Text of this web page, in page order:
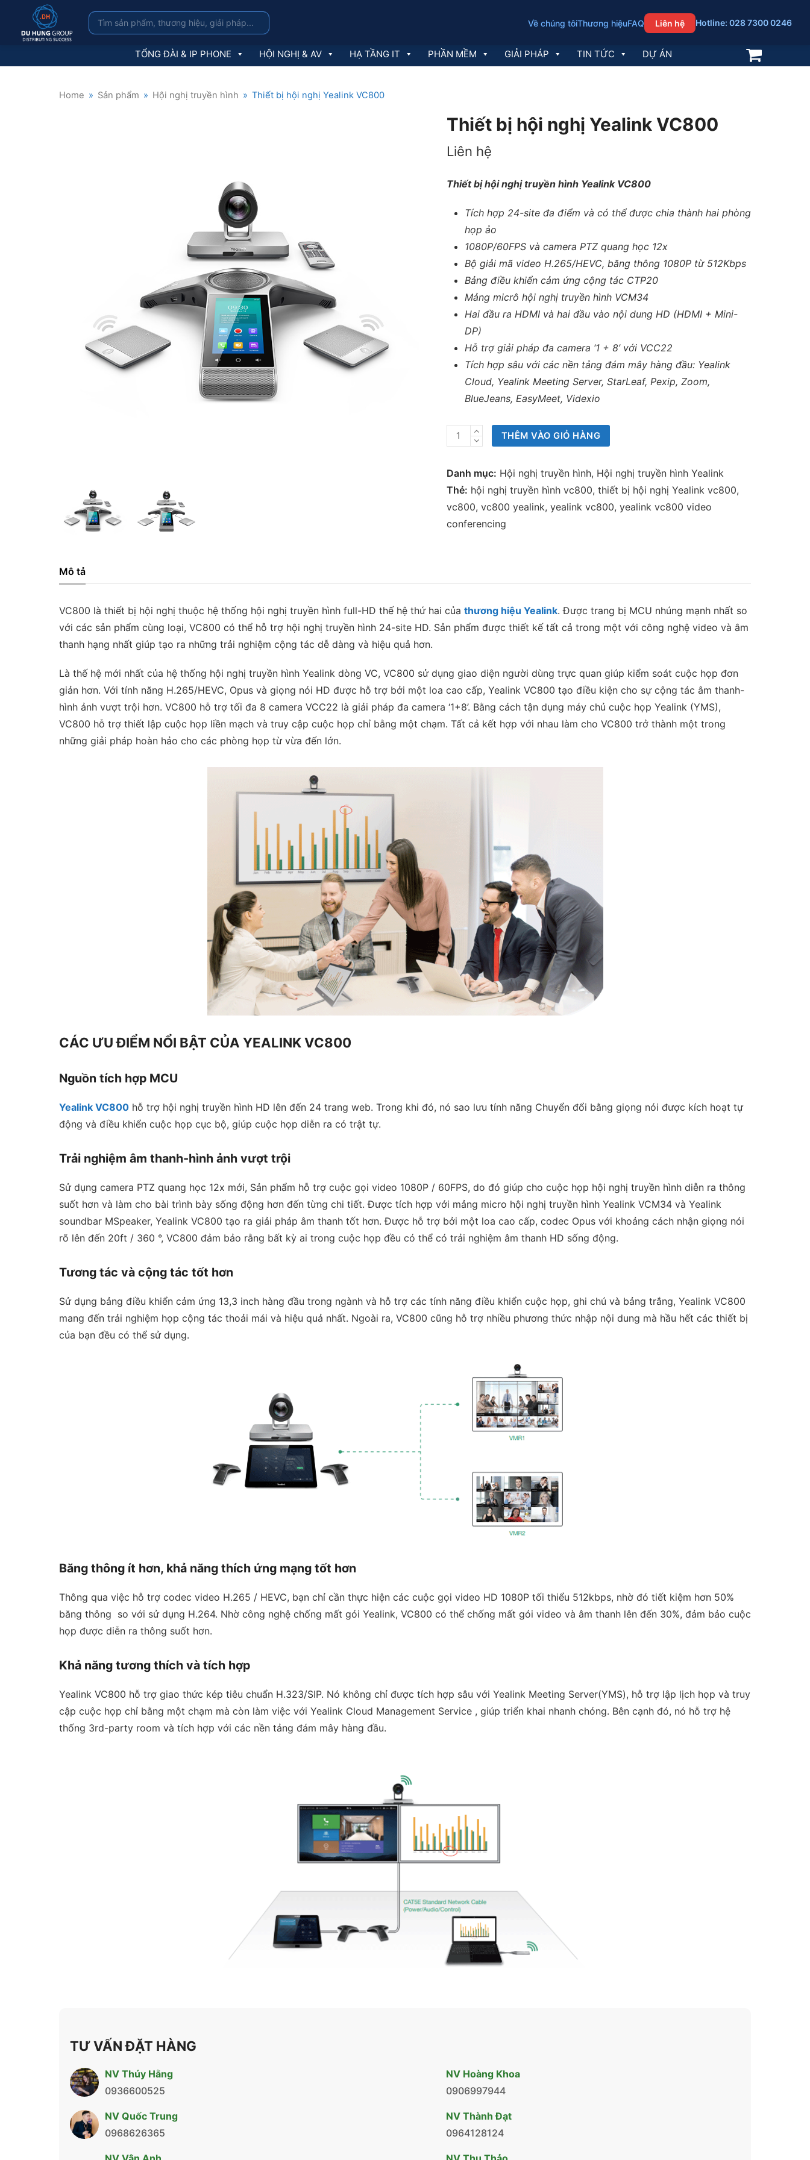
Về chúng tôiThương hiệuFAQ Liên hệ Hotline: 028 7300 0246
TỔNG ĐÀI & IP PHONE HỘI NGHỊ & AV HẠ TẦNG IT PHẦN MỀM GIẢI PHÁP TIN TỨC DỰ ÁN
Home » Sản phẩm » Hội nghị truyền hình » Thiết bị hội nghị Yealink VC800
Thiết bị hội nghị Yealink VC800
Liên hệ
Thiết bị hội nghị truyền hình Yealink VC800
Tích hợp 24-site đa điểm và có thể được chia thành hai phòng
họp ảo
1080P/60FPS và camera PTZ quang học 12x
Bộ giải mã video H.265/HEVC, băng thông 1080P từ 512Kbps
Bảng điều khiển cảm ứng cộng tác CTP20
Mảng micrô hội nghị truyền hình VCM34
Hai đầu ra HDMI và hai đầu vào nội dung HD (HDMI + Mini-
DP)
Hỗ trợ giải pháp đa camera ‘1 + 8’ với VCC22
Tích hợp sâu với các nền tảng đám mây hàng đầu: Yealink
Cloud, Yealink Meeting Server, StarLeaf, Pexip, Zoom,
BlueJeans, EasyMeet, Videxio
Thiết
bị
hội
nghị
Yealink
VC800
THÊM VÀO GIỎ HÀNG
Danh mục: Hội nghị truyền hình, Hội nghị truyền hình Yealink
Thẻ: hội nghị truyền hình vc800, thiết bị hội nghị Yealink vc800,
vc800, vc800 yealink, yealink vc800, yealink vc800 video
conferencing
Mô tả
VC800 là thiết bị hội nghị thuộc hệ thống hội nghị truyền hình full-HD thế hệ thứ hai của thương hiệu Yealink. Được trang bị MCU nhúng mạnh nhất so
với các sản phẩm cùng loại, VC800 có thể hỗ trợ hội nghị truyền hình 24-site HD. Sản phẩm được thiết kế tất cả trong một với công nghệ video và âm
thanh hạng nhất giúp tạo ra những trải nghiệm cộng tác dễ dàng và hiệu quả hơn.
Là thế hệ mới nhất của hệ thống hội nghị truyền hình Yealink dòng VC, VC800 sử dụng giao diện người dùng trực quan giúp kiểm soát cuộc họp đơn
giản hơn. Với tính năng H.265/HEVC, Opus và giọng nói HD được hỗ trợ bởi một loa cao cấp, Yealink VC800 tạo điều kiện cho sự cộng tác âm thanh-
hình ảnh vượt trội hơn. VC800 hỗ trợ tối đa 8 camera VCC22 là giải pháp đa camera ‘1+8’. Bằng cách tận dụng máy chủ cuộc họp Yealink (YMS),
VC800 hỗ trợ thiết lập cuộc họp liền mạch và truy cập cuộc họp chỉ bằng một chạm. Tất cả kết hợp với nhau làm cho VC800 trở thành một trong
những giải pháp hoàn hảo cho các phòng họp từ vừa đến lớn.
CÁC ƯU ĐIỂM NỔI BẬT CỦA YEALINK VC800
Nguồn tích hợp MCU
Yealink VC800 hỗ trợ hội nghị truyền hình HD lên đến 24 trang web. Trong khi đó, nó sao lưu tính năng Chuyển đổi bằng giọng nói được kích hoạt tự
động và điều khiển cuộc họp cục bộ, giúp cuộc họp diễn ra có trật tự.
Trải nghiệm âm thanh-hình ảnh vượt trội
Sử dụng camera PTZ quang học 12x mới, Sản phẩm hỗ trợ cuộc gọi video 1080P / 60FPS, do đó giúp cho cuộc họp hội nghị truyền hình diễn ra thông
suốt hơn và làm cho bài trình bày sống động hơn đến từng chi tiết. Được tích hợp với mảng micro hội nghị truyền hình Yealink VCM34 và Yealink
soundbar MSpeaker, Yealink VC800 tạo ra giải pháp âm thanh tốt hơn. Được hỗ trợ bởi một loa cao cấp, codec Opus với khoảng cách nhận giọng nói
rõ lên đến 20ft / 360 °, VC800 đảm bảo rằng bất kỳ ai trong cuộc họp đều có thể có trải nghiệm âm thanh HD sống động.
Tương tác và cộng tác tốt hơn
Sử dụng bảng điều khiển cảm ứng 13,3 inch hàng đầu trong ngành và hỗ trợ các tính năng điều khiển cuộc họp, ghi chú và bảng trắng, Yealink VC800
mang đến trải nghiệm họp cộng tác thoải mái và hiệu quả nhất. Ngoài ra, VC800 cũng hỗ trợ nhiều phương thức nhập nội dung mà hầu hết các thiết bị
của bạn đều có thể sử dụng.
Băng thông ít hơn, khả năng thích ứng mạng tốt hơn
Thông qua việc hỗ trợ codec video H.265 / HEVC, bạn chỉ cần thực hiện các cuộc gọi video HD 1080P tối thiểu 512kbps, nhờ đó tiết kiệm hơn 50%
băng thông so với sử dụng H.264. Nhờ công nghệ chống mất gói Yealink, VC800 có thể chống mất gói video và âm thanh lên đến 30%, đảm bảo cuộc
họp được diễn ra thông suốt hơn.
Khả năng tương thích và tích hợp
Yealink VC800 hỗ trợ giao thức kép tiêu chuẩn H.323/SIP. Nó không chỉ được tích hợp sâu với Yealink Meeting Server(YMS), hỗ trợ lập lịch họp và truy
cập cuộc họp chỉ bằng một chạm mà còn làm việc với Yealink Cloud Management Service , giúp triển khai nhanh chóng. Bên cạnh đó, nó hỗ trợ hệ
thống 3rd-party room và tích hợp với các nền tảng đám mây hàng đầu.
TƯ VẤN ĐẶT HÀNG
NV Thúy Hằng
0936600525
NV Hoàng Khoa
0906997944
NV Quốc Trung
0968626365
NV Thành Đạt
0964128124